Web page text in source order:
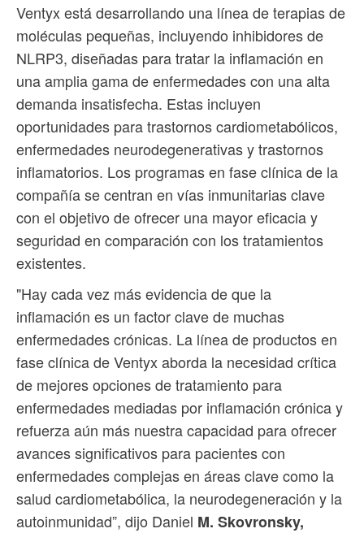
Ventyx está desarrollando una línea de terapias de
moléculas pequeñas, incluyendo inhibidores de
NLRP3, diseñadas para tratar la inflamación en
una amplia gama de enfermedades con una alta
demanda insatisfecha. Estas incluyen
oportunidades para trastornos cardiometabólicos,
enfermedades neurodegenerativas y trastornos
inflamatorios. Los programas en fase clínica de la
compañía se centran en vías inmunitarias clave
con el objetivo de ofrecer una mayor eficacia y
seguridad en comparación con los tratamientos
existentes.
"Hay cada vez más evidencia de que la
inflamación es un factor clave de muchas
enfermedades crónicas. La línea de productos en
fase clínica de Ventyx aborda la necesidad crítica
de mejores opciones de tratamiento para
enfermedades mediadas por inflamación crónica y
refuerza aún más nuestra capacidad para ofrecer
avances significativos para pacientes con
enfermedades complejas en áreas clave como la
salud cardiometabólica, la neurodegeneración y la
autoinmunidad”, dijo Daniel M. Skovronsky,